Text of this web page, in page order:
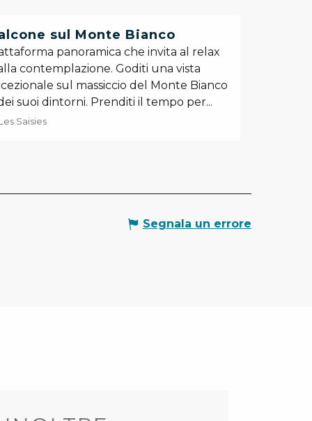
sul Monte Bianco
panoramica che invita al relax
contemplazione. Goditi una vista
sul massiccio del Monte Bianco
suoi dintorni. Prenditi il ​​tempo per...
Les Saisies
Segnala un errore